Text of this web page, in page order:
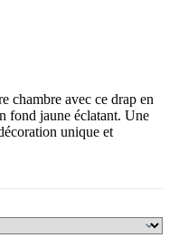
chambre avec ce drap en
fond jaune éclatant. Une
unique et